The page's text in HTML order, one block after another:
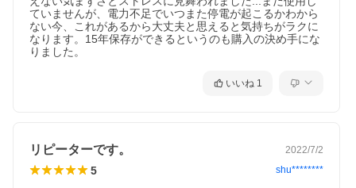
ていませんが、電力不足でいつまた停電が起こるかわから
ない今、これがあるから大丈夫と思えると気持ちがラクに
なります。15年保存ができるというのも購入の決め手にな
りました。
いいね 1
リピーターです。 2022/7/2
5 shu********